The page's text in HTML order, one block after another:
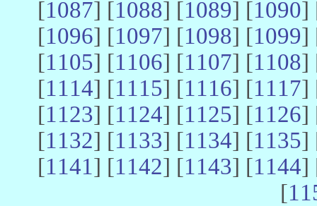
[1087] [1088] [1089] [1090]
[1096] [1097] [1098] [1099]
[1105] [1106] [1107] [1108]
[1114] [1115] [1116] [1117]
[1123] [1124] [1125] [1126]
[1132] [1133] [1134] [1135]
[1141] [1142] [1143] [1144]
[